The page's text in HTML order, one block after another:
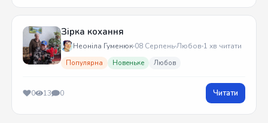
Зірка кохання
Неоніла Гуменюк 08 СерпеньЛюбов 1 хв читати
Популярна Новеньке Любов
0 13 0 Читати